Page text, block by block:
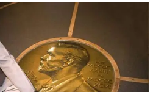
ইউনুসকে শান্তিতে নোবেল দেয়া হলো?